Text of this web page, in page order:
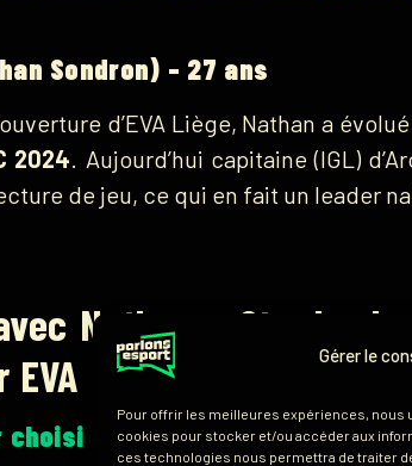
Gérer le
Pour offrir les meilleures expériences,
cookies pour stocker et/ou accéder aux
ces technologies nous permettra de traiter
Sondron) – 27 ans
d’EVA Liège, Nathan a
2024 . Aujourd’hui capitaine (IGL)
de jeu, ce qui en fait un leader
Nathan « Stardead
EVA ?